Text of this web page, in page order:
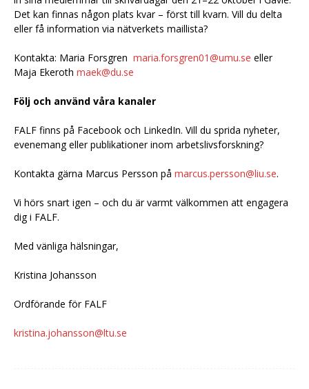
Det kan finnas någon plats kvar – först till kvarn. Vill du delta
eller få information via nätverkets maillista?
Kontakta: Maria Forsgren maria.forsgren01@umu.se eller
Maja Ekeroth maek@du.se
Följ och använd våra kanaler
FALF finns på Facebook och LinkedIn. Vill du sprida nyheter,
evenemang eller publikationer inom arbetslivsforskning?
Kontakta gärna Marcus Persson på marcus.persson@liu.se.
Vi hörs snart igen – och du är varmt välkommen att engagera
dig i FALF.
Med vänliga hälsningar,
Kristina Johansson
Ordförande för FALF
kristina.johansson@ltu.se